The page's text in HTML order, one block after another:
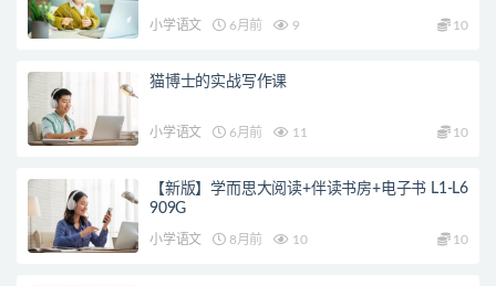
小学语文 6月前 9 10
猫博士的实战写作课
小学语文 6月前 11 10
【新版】学而思大阅读+伴读书房+电子书 L1-L6
909G
小学语文 8月前 10 10